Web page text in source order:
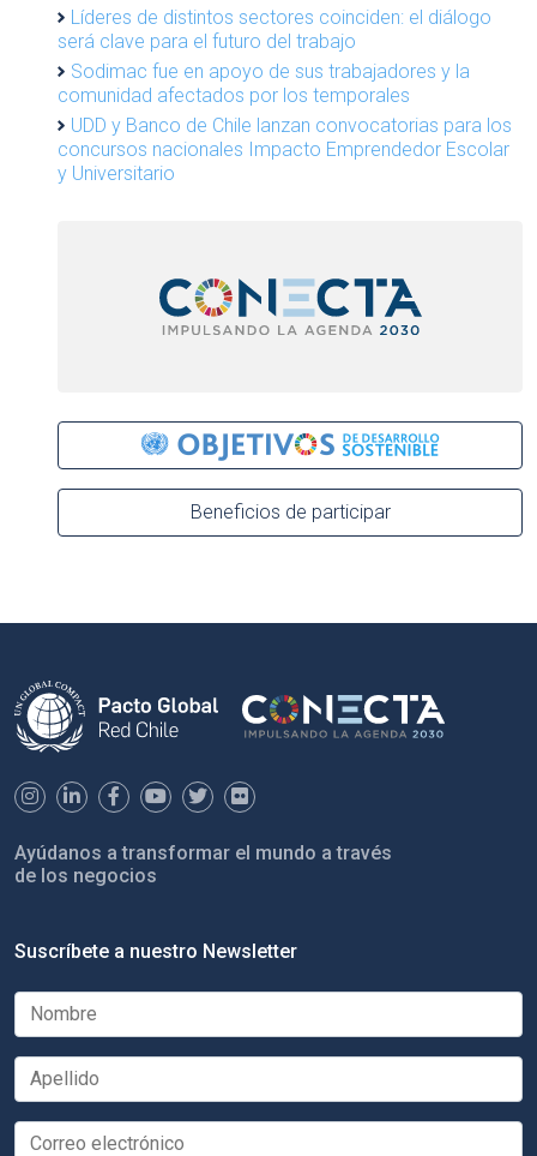
Líderes de distintos sectores coinciden: el diálogo
será clave para el futuro del trabajo
Sodimac fue en apoyo de sus trabajadores y la
comunidad afectados por los temporales
UDD y Banco de Chile lanzan convocatorias para los
concursos nacionales Impacto Emprendedor Escolar
y Universitario
Beneficios de participar
Ayúdanos a transformar el mundo a través
de los negocios
Suscríbete a nuestro Newsletter